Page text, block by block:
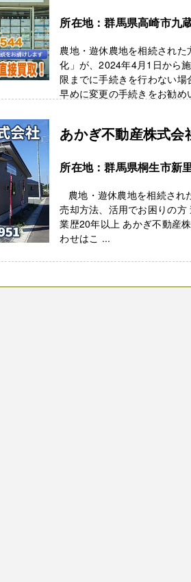
所在地：群馬県高崎市九
農地・遊休農地を相続され
化」が、2024年4月1日から
限までに手続きを行わない
早めに変更の手続きをお勧
あかぎ不動産株式会
所在地：群馬県桐生市新
農地・遊休農地を相続され
売却方法、活用でお困りの
業歴20年以上 あかぎ不動産
わせはこ ...